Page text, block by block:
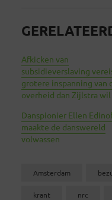
Afkicken van
subsidieverslaving
grotere inspanning van
overheid dan Zijlstra wil
Danspionier Ellen
maakte de danswereld
volwassen
Amsterdam
krant nrc